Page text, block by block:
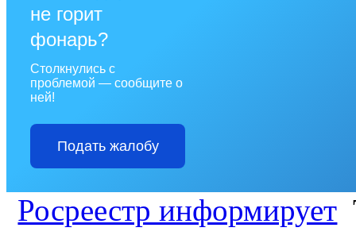
не горит
фонарь?
Столкнулись с
проблемой — сообщите о
ней!
Подать жалобу
Росреестр информирует